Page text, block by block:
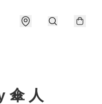
傘 人